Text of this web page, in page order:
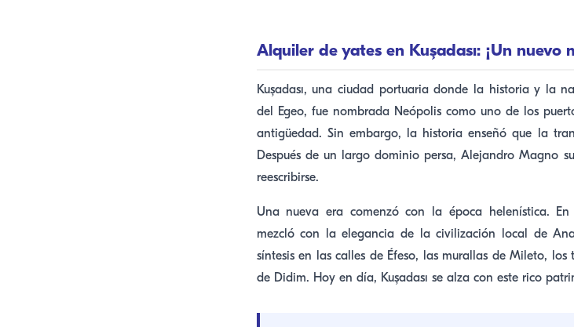
Alquiler de yates en Kuşadası: ¡Un
Kuşadası, una ciudad portuaria donde la historia y la
del Egeo, fue nombrada Neópolis como uno de los
antigüedad. Sin embargo, la historia enseñó que la
Después de un largo dominio persa, Alejandro Magno
reescribirse.
Una nueva era comenzó con la época helenística.
mezcló con la elegancia de la civilización local de
síntesis en las calles de Éfeso, las murallas de Mileto,
de Didim. Hoy en día, Kuşadası se alza con este rico